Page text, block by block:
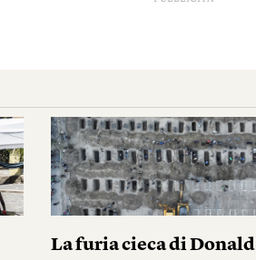
La furia cieca di Donald